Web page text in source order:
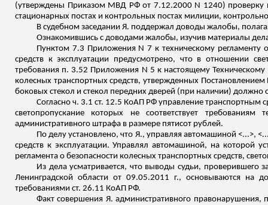
(утверждены Приказом МВД РФ от 7.12.2000 N 1240) проверку
стационарных постах и контрольных постах милиции,
В судебном заседании Я. поддержал доводы жалобы,
Ознакомившись с доводами жалобы, изучив материалы
Пунктом 7.3 Приложения N 7 к техническому
средств к эксплуатации предусмотрено, что в отношении
требования п. 3.52 Приложения N 5 к настоящему
колесных транспортных средств, утвержденных
боковых стекол и стекол передних дверей (при наличии) должно
Согласно ч. 3.1 ст. 12.5 КоАП РФ управление
светопропускание которых не соответствует требованиям
административного штрафа в размере пятисот рублей.
По делу установлено, что Я., управляя автомашиной <...>,
средств к эксплуатации. Управлял автомашиной, на которой
регламента о безопасности колесных транспортных средств,
Из дела усматривается, что выводы судьи,
Ленинградской области от 09.05.2011 г., основываются на
требованиями ст. 26.11 КоАП РФ.
Факт совершения Я. административного